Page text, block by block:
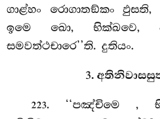
ගාළ්හං රොගාතඞ්කං
ඉමෙ ඛො, භික්ඛවෙ,
සමවත්ථචාරෙ’’ති. දුතියං.
3.
223. ‘‘පඤ්චිමෙ ,